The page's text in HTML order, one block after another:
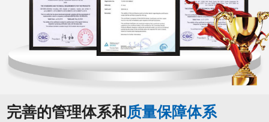
完善的管理体系和质量保障体系